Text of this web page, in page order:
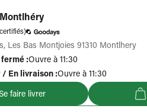
Les Bas Montjoies 91310 Montlhery
:Ouvre à 11:30
/ En livraison :Ouvre à 11:30
faire livrer